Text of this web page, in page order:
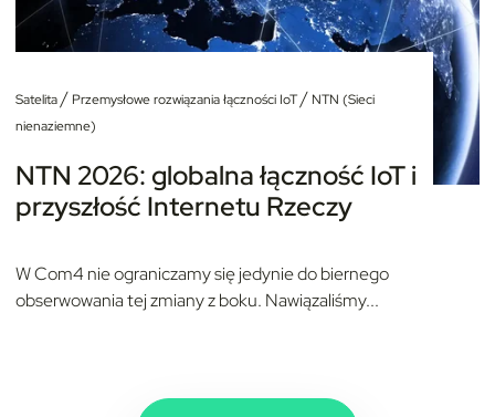
Satelita/ Przemysłowe rozwiązania łączności IoT/ NTN (Sieci
nienaziemne)
NTN 2026: globalna łączność IoT i
przyszłość Internetu Rzeczy
W Com4 nie ograniczamy się jedynie do biernego
obserwowania tej zmiany z boku. Nawiązaliśmy...